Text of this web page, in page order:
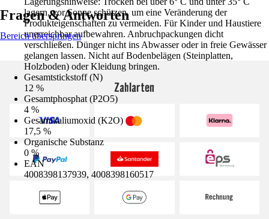
lagern, vor Sonne schützen, um eine Veränderung der
Produkteigenschaften zu vermeiden. Für Kinder und Haustiere
unerreichbar aufbewahren. Anbruchpackungen dicht
verschließen. Dünger nicht ins Abwasser oder in freie Gewässer
gelangen lassen. Nicht auf Bodenbelägen (Steinplatten,
Holzboden) oder Kleidung bringen.
Gesamtstickstoff (N)
12 %
Gesamtphosphat (P2O5)
4 %
Gesamtkaliumoxid (K2O)
17,5 %
Organische Substanz
0 %
EAN
4008398137939, 4008398160517
Fragen & Antworten
Bereich überspringen
Zahlarten